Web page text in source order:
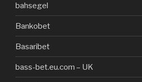
bahsegel
Bankobet
Basaribet
bass-bet.eu.com – UK